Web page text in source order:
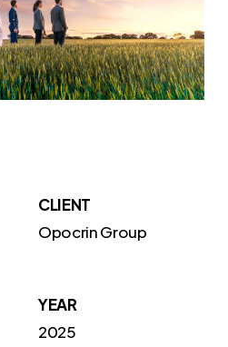
CLIENT
Opocrin Group
YEAR
2025